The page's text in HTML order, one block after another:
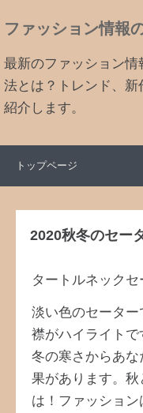
ファッション情報
最新のファッション
法とは？トレンド、新
紹介します。
トップページ
2020秋冬のセー
タートルネックセ
淡い色のセーター
襟がハイライトで
冬の寒さからあ
果があります。
は！ファッショ